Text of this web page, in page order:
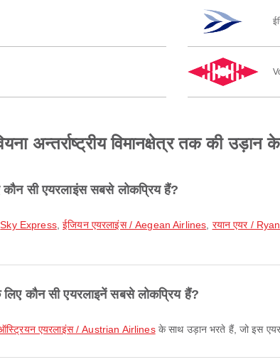
अन्तर्राष्ट्रीय विमानक्षेत्र तक की
सी एयरलाइंस सबसे लोकप्रिय हैं?
Sky Express,ईजियन एयरलाइंस / Aegean Airlines रयान एयर /
के लिए कौन सी एयरलाइनें सबसे लोकप्रिय हैं?
एयरलाइंस / Austrian Airlinesके साथ उड़ान भरते हैं, जो इस